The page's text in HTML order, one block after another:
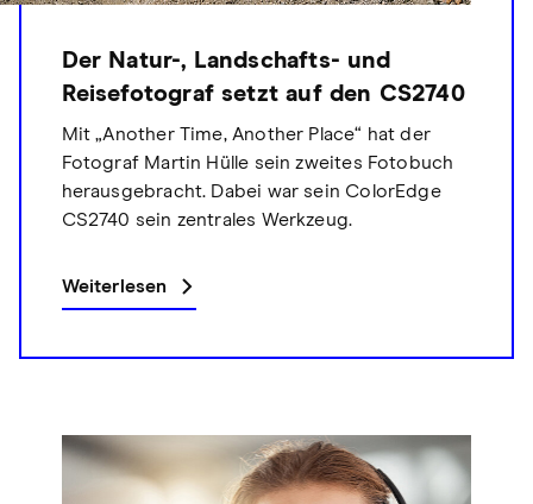
Der Natur-, Landschafts- und
Reisefotograf setzt auf den CS2740
Mit „Another Time, Another Place“ hat der
Fotograf Martin Hülle sein zweites Fotobuch
herausgebracht. Dabei war sein ColorEdge
CS2740 sein zentrales Werkzeug.
Weiterlesen